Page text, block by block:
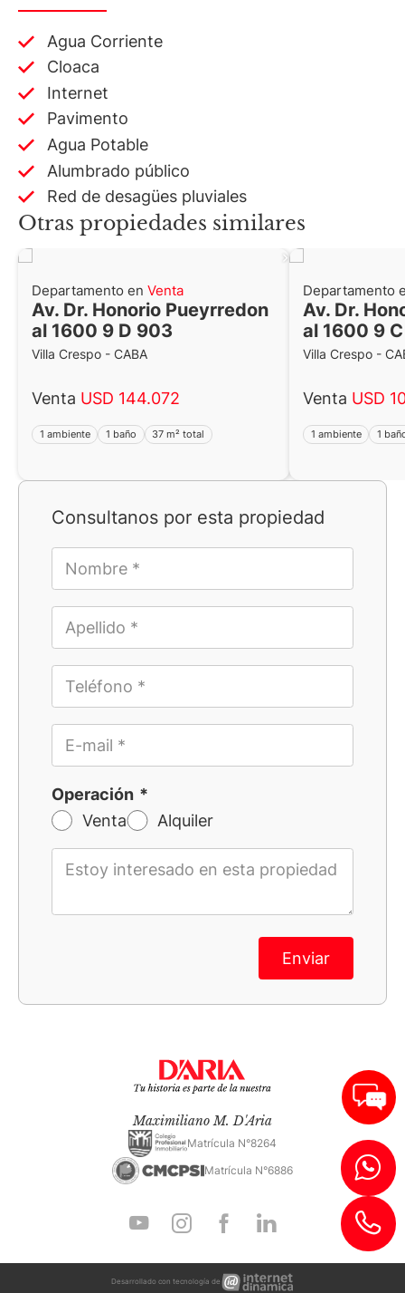
Consultanos por esta propiedad
Operación
Venta
Alquiler
Enviar
Agua Corriente
Cloaca
Internet
Pavimento
Agua Potable
Alumbrado público
Red de desagües pluviales
Otras propiedades similares
Departamento en Venta
Av. Dr. Honorio Pueyrredon
al 1600 9 D 903
Villa Crespo - CABA
Venta USD 144.072
1 ambiente 1 baño 37 m² total
Departamento
Av. Dr.
al 1600 9
Villa Crespo -
Venta USD
1 ambiente 1
Maximiliano M. D'Aria
Matrícula N°8264
Matrícula N°6886
Desarrollado con tecnología de Internet
Dinámica